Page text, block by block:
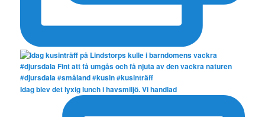
Idag blev det lyxig lunch i havsmiljö. Vi handlad